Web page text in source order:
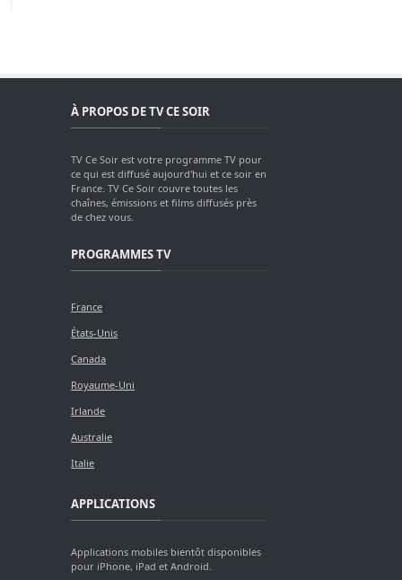
À PROPOS DE TV CE SOIR
TV Ce Soir est votre programme TV pour
ce qui est diffusé aujourd'hui et ce soir en
France. TV Ce Soir couvre toutes les
chaînes, émissions et films diffusés près
de chez vous.
PROGRAMMES TV
France
États-Unis
Canada
Royaume-Uni
Irlande
Australie
Italie
APPLICATIONS
Applications mobiles bientôt disponibles
pour iPhone, iPad et Android.